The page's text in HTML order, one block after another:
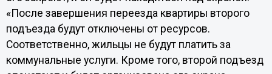
«После завершения переезда квартиры второго
подъезда будут отключены от ресурсов.
Соответственно, жильцы не будут платить за
коммунальные услуги. Кроме того, второй подъезд